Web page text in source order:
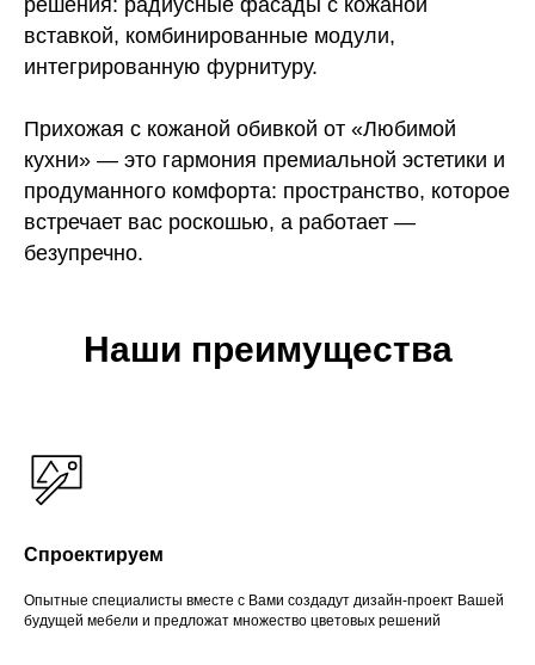
вставкой, комбинированные модули,
интегрированную фурнитуру.
Прихожая с кожаной обивкой от «Любимой
кухни» — это гармония премиальной эстетики и
продуманного комфорта: пространство, которое
встречает вас роскошью, а работает —
безупречно.
Наши преимущества
Спроектируем
Опытные специалисты вместе с Вами создадут дизайн-проект Вашей
будущей мебели и предложат множество цветовых решений